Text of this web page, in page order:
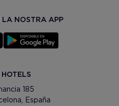
LA NOSTRA APP
185
España